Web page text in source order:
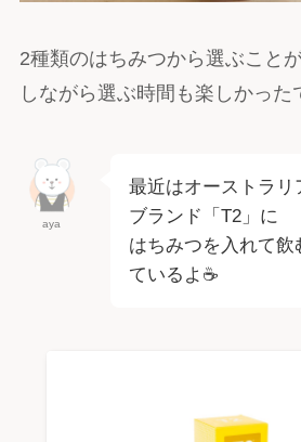
2種類のはちみつから選ぶこと
しながら選ぶ時間も楽しかった
aya
最近はオーストラリ
ブランド「T2」に
はちみつを入れて飲
ているよ☕